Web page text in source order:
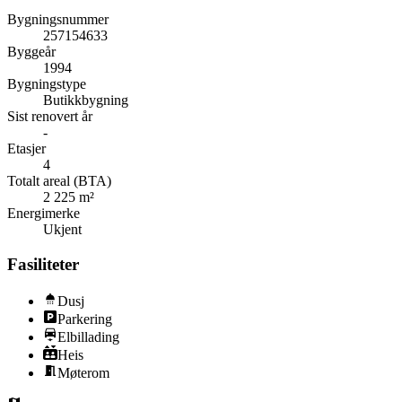
Bygningsnummer
257154633
Byggeår
1994
Bygningstype
Butikkbygning
Sist renovert år
-
Etasjer
4
Totalt areal (BTA)
2 225 m²
Energimerke
Ukjent
Fasiliteter
Dusj
Parkering
Elbillading
Heis
Møterom